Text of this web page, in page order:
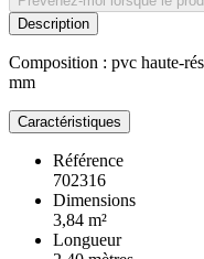
Description
Composition : pvc haute-
mm
Caractéristiques
Référence
702316
Dimensions
3,84 m²
Longueur